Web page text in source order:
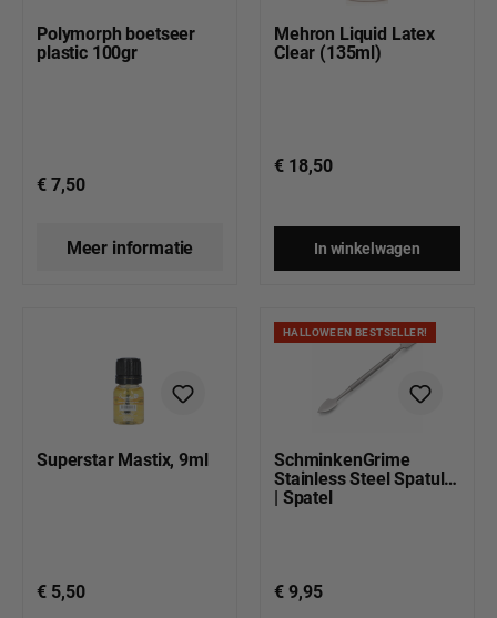
Polymorph boetseer
plastic 100gr
€ 7,50
Meer informatie
Mehron Liquid Latex
Clear (135ml)
€ 18,50
In winkelwagen
Superstar Mastix, 9ml
€ 5,50
HALLOWEEN BESTSELLER!
SchminkenGrime
Stainless Steel Spatula
| Spatel
€ 9,95